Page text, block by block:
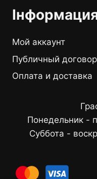
Мой аккаунт
Публичный договор
Оплата и доставка
Понедельник -
Суббота -